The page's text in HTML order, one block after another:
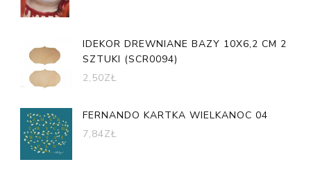
IDEKOR DREWNIANE BAZY 10X6,2 CM 2
SZTUKI (SCR0094)
2,50ZŁ
FERNANDO KARTKA WIELKANOC 04
7,84ZŁ